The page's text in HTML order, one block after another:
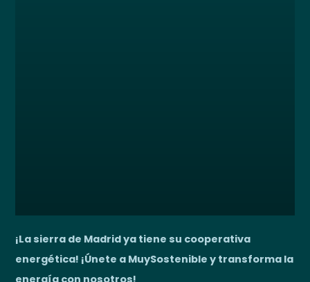
¡La sierra de Madrid ya tiene su cooperativa
energética! ¡Únete a MuySostenible y transforma la